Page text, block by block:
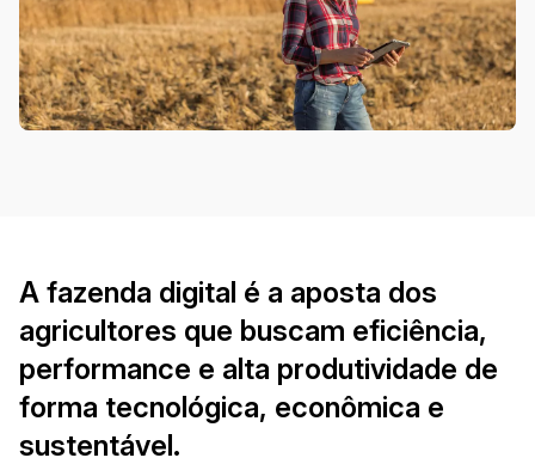
A fazenda digital é a aposta dos
agricultores que buscam eficiência,
performance e alta produtividade de
forma tecnológica, econômica e
sustentável.